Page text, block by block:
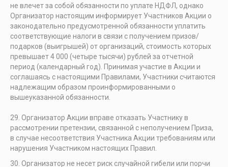
не влечет за собой обязанности по уплате НДФЛ, однако
Организатор настоящим информирует Участников Акции о
законодательно предусмотренной обязанности уплатить
соответствующие налоги в связи с получением призов/
подарков (выигрышей) от организаций, стоимость которых
превышает 4 000 (четыре тысячи) рублей за отчетной
период (календарный год). Принимая участие в Акции и
соглашаясь с настоящими Правилами, Участники считаются
надлежащим образом проинформированными о
вышеуказанной обязанности.
Организатор Акции вправе отказать Участнику в
рассмотрении претензии, связанной с неполучением Приза,
в случае несоответствия Участника Акции требованиям или
нарушения Участником настоящих Правил.
Организатор не несет риск случайной гибели или порчи